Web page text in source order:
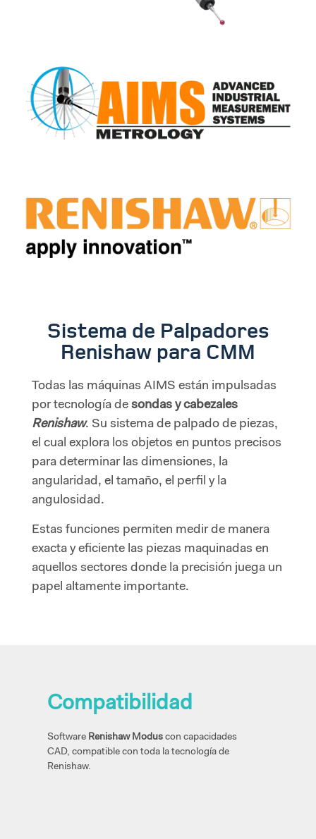
Sistema de Palpadores
Renishaw para CMM
Todas las máquinas AIMS están impulsadas
por tecnología desondas y cabezales
Renishaw. Su sistema de palpadode piezas,
el cual explora los objetos en puntos precisos
para determinar las dimensiones, la
angularidad, el tamaño, el perfil y la
angulosidad.
Estas funciones permiten medir de manera
exacta y eficiente las piezas maquinadas en
aquellos sectores donde la precisión juega un
papel altamente importante.
Compatibilidad
Software Renishaw Modus con capacidades
CAD, compatiblecon toda la tecnología de
Renishaw.